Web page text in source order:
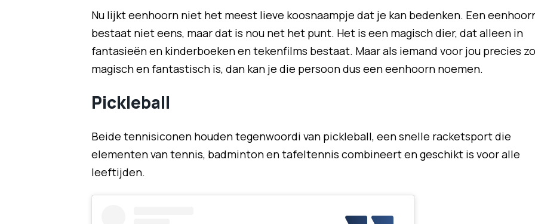
Nu lijkt eenhoorn niet het meest lieve koosnaampje dat je kan bedenken. Een
bestaat niet eens, maar dat is nou net het punt. Het is een magisch dier, dat alleen in
fantasieën en kinderboeken en tekenfilms bestaat. Maar als iemand voor jou precies zo
magisch en fantastisch is, dan kan je die persoon dus een eenhoorn noemen.
Pickleball
Beide tennisiconen houden tegenwoordi van pickleball, een snelle racketsport die
elementen van tennis, badminton en tafeltennis combineert en geschikt is voor alle
leeftijden.